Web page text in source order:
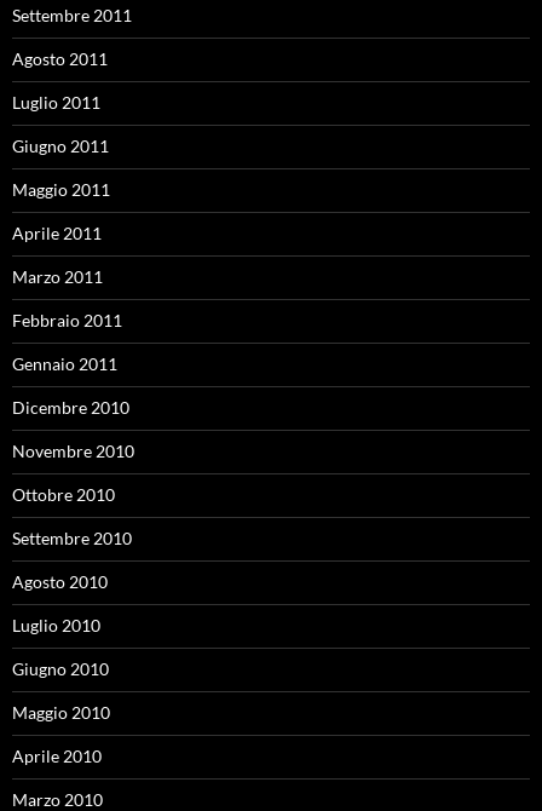
Settembre 2011
Agosto 2011
Luglio 2011
Giugno 2011
Maggio 2011
Aprile 2011
Marzo 2011
Febbraio 2011
Gennaio 2011
Dicembre 2010
Novembre 2010
Ottobre 2010
Settembre 2010
Agosto 2010
Luglio 2010
Giugno 2010
Maggio 2010
Aprile 2010
Marzo 2010